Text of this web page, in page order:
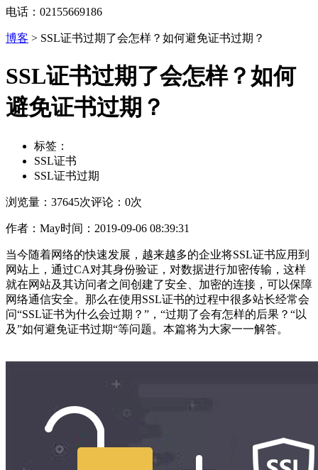
电话：02155669186
博客 > SSL证书过期了会怎样？如何避免证书过期？
SSL证书过期了会怎样？如何
避免证书过期？
标签：
SSL证书
SSL证书过期
浏览量：37645次评论：0次
作者：May时间：2019-09-06 08:39:31
当今随着网络的快速发展，越来越多的企业将SSL证书应用到
网站上，通过CA对其身份验证，对数据进行加密传输，这样
就在网站及其访问者之间创建了安全、加密的连接，可以保障
网络通信安全。那么在使用SSL证书的过程中很多站长经常会
问“SSL证书为什么会过期？”，“过期了会有怎样的后果？“以
及”如何避免证书过期“等问题。本篇将为大家一一解答。